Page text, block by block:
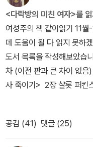
루시는 독립적인 여성으로
야기가 전개되면서 독립적
어려움을 가지면서도 직업
갈망하고, 사랑하는 남자
날 때, 그녀는 폴 엠마누엘
생활하고, 자신의 역할을
한다. 하지만 자수성가하
의 모습을 보인다.
<다락방의 미친 여자>를
여성주의 책 같이읽기 11
데 도움이 될 다 읽지 못하
도서 목록을 작성해보았습니다. 아래는 개정되어 새로 나온
차 (이전 판과 큰 차이 없음
사 죽이기> 2장 샬롯 퍼킨
제인 오스틴 <노생거 사원> 5장제인 오스틴 <맨스필드 파크> 제인
오스틴 <설득> 6장존 밀턴 <실낙원> - 주구장창 언급이 된다고 합
공감 (41) 댓글 (25)